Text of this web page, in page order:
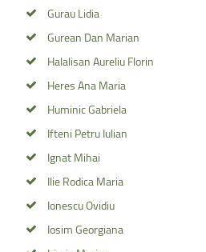
Gurau Lidia
Gurean Dan Marian
Halalisan Aureliu Florin
Heres Ana Maria
Huminic Gabriela
Ifteni Petru Iulian
Ignat Mihai
Ilie Rodica Maria
Ionescu Ovidiu
Iosim Georgiana